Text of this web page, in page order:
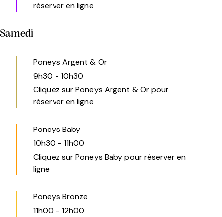
réserver en ligne
Samedi
Poneys Argent & Or
9h30 - 10h30
Cliquez sur Poneys Argent & Or pour
réserver en ligne
Poneys Baby
10h30 - 11h00
Cliquez sur Poneys Baby pour réserver en
ligne
Poneys Bronze
11h00 - 12h00